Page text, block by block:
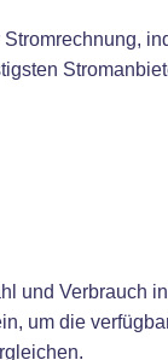
und Verbrauch in
um die